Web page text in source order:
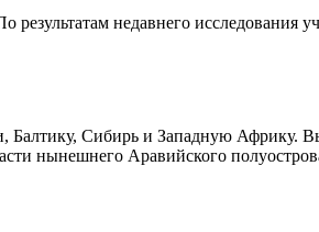
недавнего исследования
Сибирь и Западную Африку.
нынешнего Аравийского